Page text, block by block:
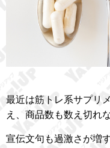
最近は筋トレ系サプリ
え、商品数も数え切れ
宣伝文句も過激さが増